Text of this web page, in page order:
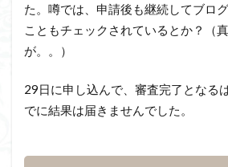
た。噂では、申請後も継続してブロ
こともチェックされているとか？（
が。。）
29日に申し込んで、審査完了となる
でに結果は届きませんでした。